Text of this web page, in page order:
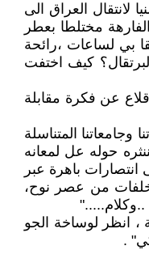
العراق الى
مختلطا بعطر
بي لساعات ،رائحة
كيف اختفت
عن فكرة مقابلة
المتناسلة
حوله عل لمعانه
باهرة عبر
مخلفات من عصر نوح،
، انظر لوساخة الجو
.